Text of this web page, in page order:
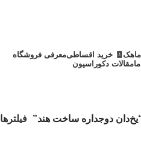
🧾 خرید اقساطیمعرفی فروشگاه
مقالات دکوراسیون
دوجداره ساخت هند” فیلترها